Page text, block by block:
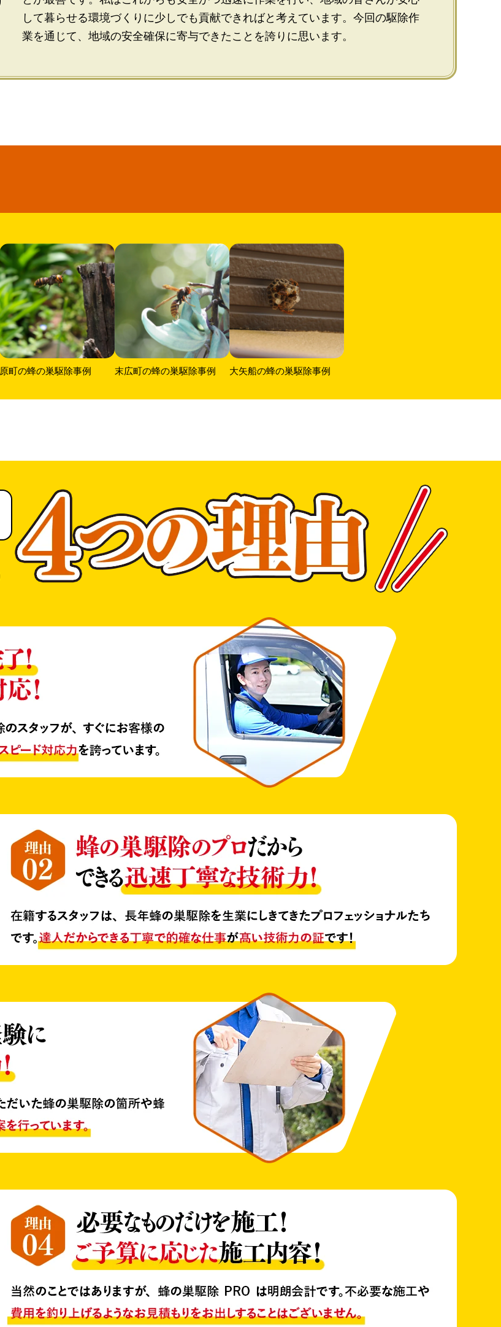
して暮らせる環境づくりに少しでも貢献できればと考えています。今回の駆除作
業を通じて、地域の安全確保に寄与できたことを誇りに思います。
原町の蜂の巣駆除事例 末広町の蜂の巣駆除事例 大矢船の蜂の巣駆除事例